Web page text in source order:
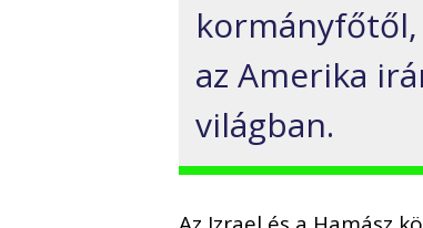
az Amerika
világban.